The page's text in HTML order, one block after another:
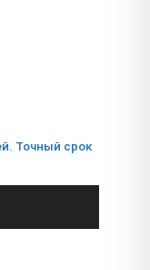
Точный срок